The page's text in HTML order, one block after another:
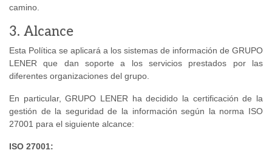
camino.
3. Alcance
Esta Política se aplicará a los sistemas de información de GRUPO
LENER que dan soporte a los servicios prestados por las
diferentes organizaciones del grupo.
En particular, GRUPO LENER ha decidido la certificación de la
gestión de la seguridad de la información según la norma ISO
27001 para el siguiente alcance:
ISO 27001: